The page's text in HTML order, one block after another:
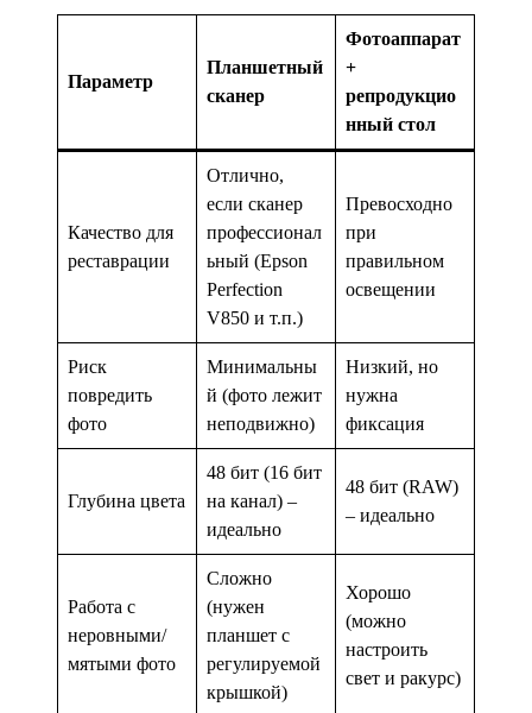
Параметр
Планшетный
сканер
Фотоаппарат
+
репродукцио
нный стол
Качество для
реставрации
Отлично,
если сканер
профессионал
ьный (Epson
Perfection
V850 и т.п.)
Превосходно
при
правильном
освещении
Риск
повредить
фото
Минимальны
й (фото лежит
неподвижно)
Низкий, но
нужна
фиксация
Глубина цвета
48 бит (16 бит
на канал) –
идеально
48 бит (RAW)
– идеально
Работа с
неровными/
мятыми фото
Сложно
(нужен
планшет с
регулируемой
крышкой)
Хорошо
(можно
настроить
свет и ракурс)